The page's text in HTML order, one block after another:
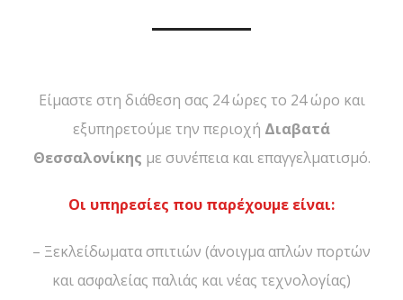
Είμαστε στη διάθεση σας 24 ώρες το 24 ώρο και
εξυπηρετούμε την περιοχή Διαβατά
Θεσσαλονίκης με συνέπεια και επαγγελματισμό.
Οι υπηρεσίες που παρέχουμε είναι:
– Ξεκλείδωματα σπιτιών (άνοιγμα απλών πορτών
και ασφαλείας παλιάς και νέας τεχνολογίας)